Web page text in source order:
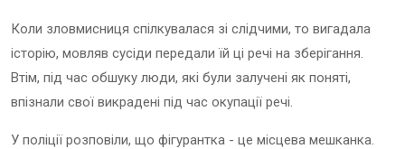
Коли зловмисниця спілкувалася зі слідчими, то вигадала
історію, мовляв сусіди передали їй ці речі на зберігання.
Втім, під час обшуку люди, які були залучені як поняті,
впізнали свої викрадені під час окупації речі.
У поліції розповіли, що фігурантка - це місцева мешканка.